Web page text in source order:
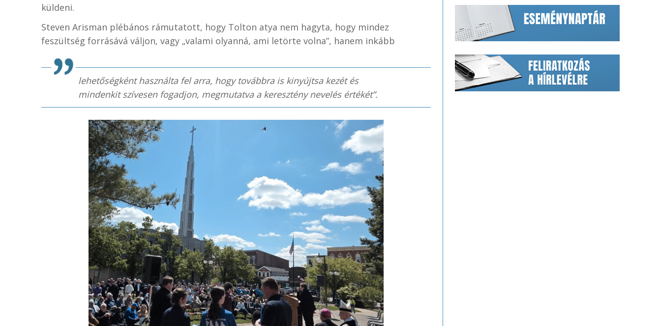
küldeni.
Steven Arisman plébános rámutatott, hogy Tolton atya nem hagyta, hogy mindez
feszültség forrásává váljon, vagy „valami olyanná, ami letörte volna”, hanem inkább
lehetőségként használta fel arra, hogy továbbra is kinyújtsa kezét és
mindenkit szívesen fogadjon, megmutatva a keresztény nevelés értékét”.